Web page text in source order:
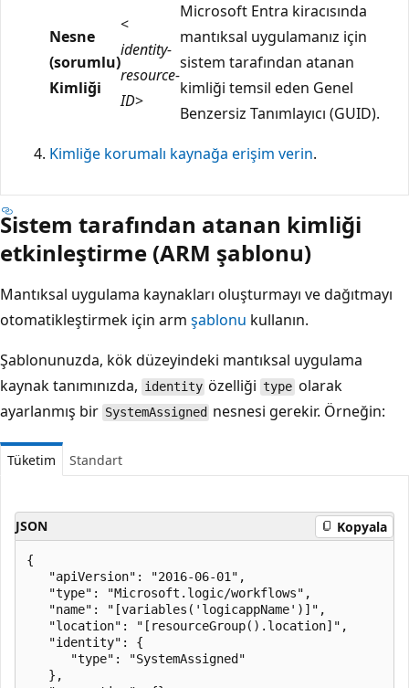
Nesne
(sorumlu)
Kimliği
<
identity-
resource-
ID>
Microsoft Entra kiracısında
mantıksal uygulamanız için
sistem tarafından atanan
kimliği temsil eden Genel
Benzersiz Tanımlayıcı (GUID).
Kimliğe korumalı kaynağa erişim verin.
Sistem tarafından atanan kimliği
etkinleştirme (ARM şablonu)
Mantıksal uygulama kaynakları oluşturmayı ve dağıtmayı
otomatikleştirmek için arm şablonu kullanın.
Şablonunuzda, kök düzeyindeki mantıksal uygulama
kaynak tanımınızda, identity özelliğitypeolarak
ayarlanmış bir SystemAssigned nesnesi gerekir. Örneğin:
Tüketim Standart
JSON Kopyala
{
   "apiVersion": "2016-06-01",
   "type": "Microsoft.logic/workflows",
   "name": "[variables('logicappName')]",
   "location": "[resourceGroup().location]",
   "identity": {
      "type": "SystemAssigned"
   },